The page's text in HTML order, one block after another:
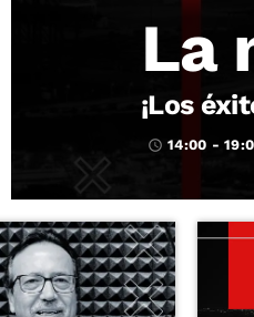
La
¡Los
access_time 14:00 -